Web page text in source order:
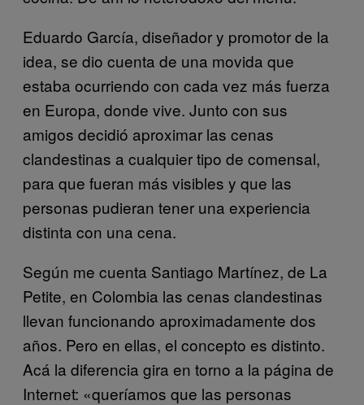
Eduardo García, diseñador y promotor de la
idea, se dio cuenta de una movida que
estaba ocurriendo con cada vez más fuerza
en Europa, donde vive. Junto con sus
amigos decidió aproximar las cenas
clandestinas a cualquier tipo de comensal,
para que fueran más visibles y que las
personas pudieran tener una experiencia
distinta con una cena.
Según me cuenta Santiago Martínez, de La
Petite, en Colombia las cenas clandestinas
llevan funcionando aproximadamente dos
años. Pero en ellas, el concepto es distinto.
Acá la diferencia gira en torno a la página de
Internet: «queríamos que las personas